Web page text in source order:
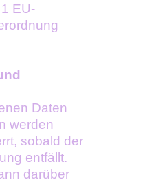
EU-
Daten
werden
sobald der
entfällt.
darüber